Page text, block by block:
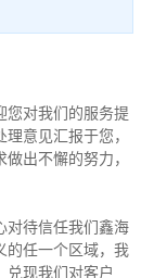
您对我们的服务提
意见汇报于您，
出不懈的努力，
对待信任我们鑫海
的任一个区域，我
兑现我们对客户